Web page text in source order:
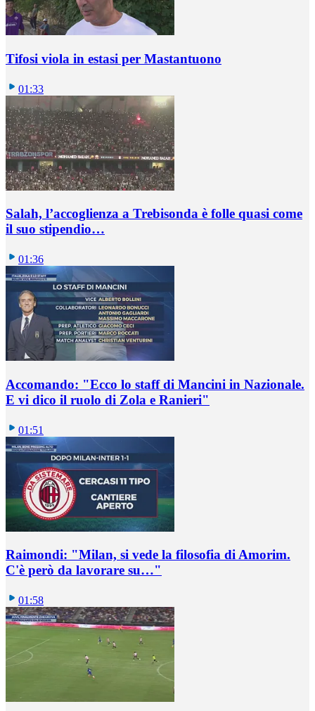
Tifosi viola in estasi per Mastantuono
01:33
Salah, l’accoglienza a Trebisonda è folle quasi come
il suo stipendio…
01:36
Accomando: "Ecco lo staff di Mancini in Nazionale.
E vi dico il ruolo di Zola e Ranieri"
01:51
Raimondi: "Milan, si vede la filosofia di Amorim.
C'è però da lavorare su…"
01:58